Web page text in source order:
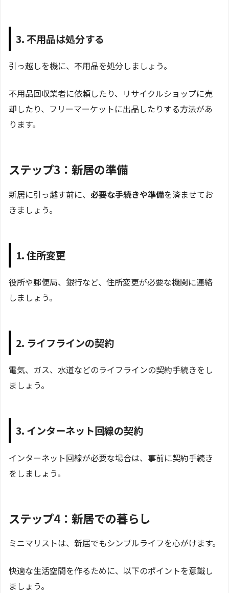
3. 不用品は処分する
引っ越しを機に、不用品を処分しましょう。
不用品回収業者に依頼したり、リサイクルショップに売
却したり、フリーマーケットに出品したりする方法があ
ります。
ステップ3：新居の準備
新居に引っ越す前に、 必要な手続きや準備を済ませてお
きましょう。
1. 住所変更
役所や郵便局、銀行など、住所変更が必要な機関に連絡
しましょう。
2. ライフラインの契約
電気、ガス、水道などのライフラインの契約手続きをし
ましょう。
3. インターネット回線の契約
インターネット回線が必要な場合は、事前に契約手続き
をしましょう。
ステップ4：新居での暮らし
ミニマリストは、新居でもシンプルライフを心がけます。
快適な生活空間を作るために、以下のポイントを意識し
ましょう。